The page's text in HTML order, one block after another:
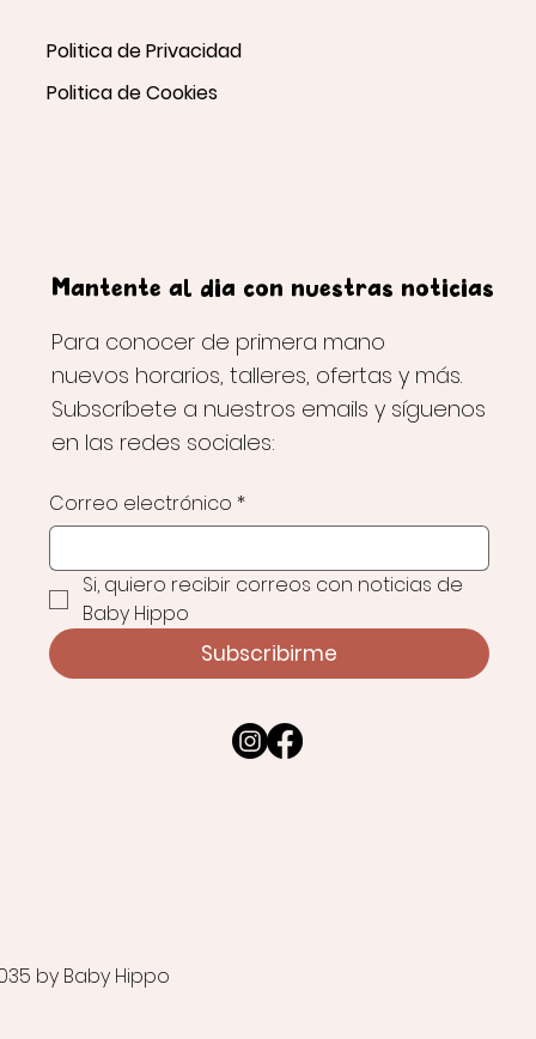
Politica de Privacidad
Politica de Cookies
Mantente al día con nuestras noticias
Para conocer de primera mano
nuevos horarios, talleres, ofertas y más.
Subscríbete a nuestros emails y síguenos
en las redes sociales:
Correo electrónico *
Si, quiero recibir correos con noticias de
Baby Hippo
Subscribirme
by Baby Hippo